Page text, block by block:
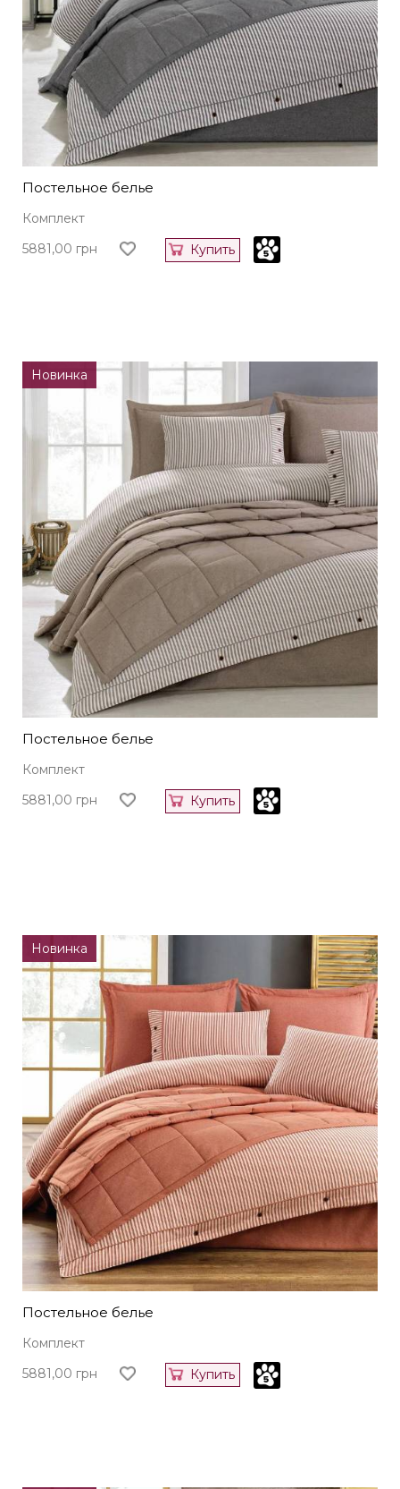
Постельное белье
Комплект
5881,00 грн Купить
Новинка
Постельное белье
Комплект
5881,00 грн Купить
Новинка
Постельное белье
Комплект
5881,00 грн Купить